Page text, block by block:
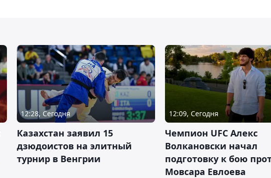
12:28, Сегодня
Казахстан заявил 15
дзюдоистов на элитный
турнир в Венгрии
12:09, Сегодня
Чемпион UFC Алекс
Волкановски начал
подготовку к бою
Мовсара Евлоева